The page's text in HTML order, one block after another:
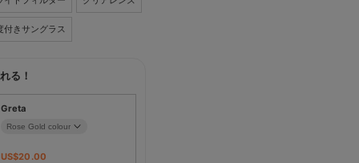
付きサングラス
る！
Greta
US$20.00